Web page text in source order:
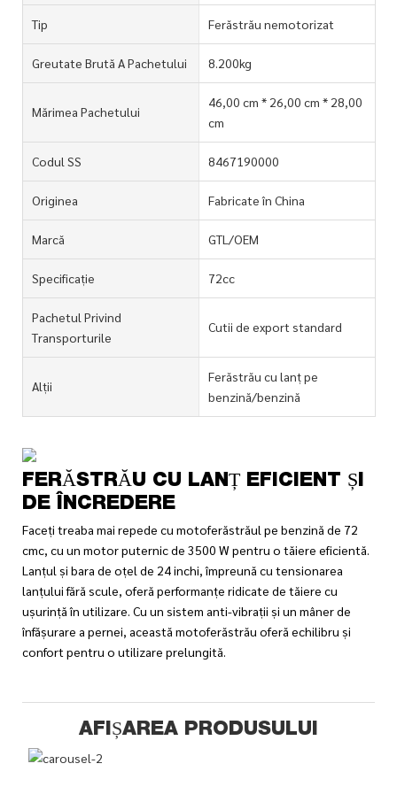
Tip Ferăstrău nemotorizat
Greutate Brută A Pachetului 8.200kg
Mărimea Pachetului
46,00 cm * 26,00 cm * 28,00
cm
Codul SS 8467190000
Originea Fabricate în China
Marcă GTL/OEM
Specificație 72cc
Pachetul Privind
Transporturile
Cutii de export standard
Alții
Ferăstrău cu lanț pe
benzină/benzină
FERĂSTRĂU CU LANȚ EFICIENT ȘI
DE ÎNCREDERE
Faceți treaba mai repede cu motoferăstrăul pe benzină de 72
cmc, cu un motor puternic de 3500 W pentru o tăiere eficientă.
Lanțul și bara de oțel de 24 inchi, împreună cu tensionarea
lanțului fără scule, oferă performanțe ridicate de tăiere cu
ușurință în utilizare. Cu un sistem anti-vibrații și un mâner de
înfășurare a pernei, această motoferăstrău oferă echilibru și
confort pentru o utilizare prelungită.
AFIȘAREA PRODUSULUI